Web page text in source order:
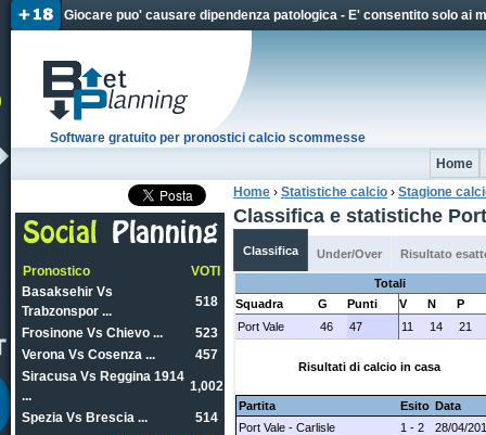
Giocare puo' causare dipendenza patologica - E' consentito solo ai
Software gratuito per pronostici calcio scommesse
Home
Tu sei qui
Home › Statistiche calcio › Stagione
Classifica e statistiche
Classifica Under/Over Risultato
Totali
Squadra
G Punti V N
P
Port Vale
46 47 11 14 21
Risultati di calcio in casa
Partita Esito Data
Port Vale - Carlisle
1 - 2
28/04/
Pronostico
VOTI
Basaksehir Vs
Trabzonspor ...
518
Frosinone Vs Chievo ...
523
Verona Vs Cosenza ...
457
Siracusa Vs Reggina 1914
...
1,002
Spezia Vs Brescia ...
514